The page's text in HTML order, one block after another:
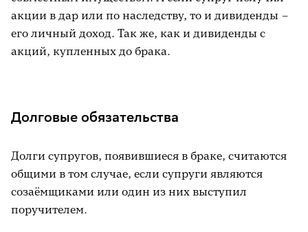
акции в дар или по наследству, то и дивиденды –
его личный доход. Так же, как и дивиденды с
акций, купленных до брака.
Долговые обязательства
Долги супругов, появившиеся в браке, считаются
общими в том случае, если супруги являются
созаёмщиками или один из них выступил
поручителем.